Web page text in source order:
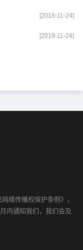
[2018-11-24]
[2018-11-24]
络传播权保护条例》，
内通知我们，我们会及